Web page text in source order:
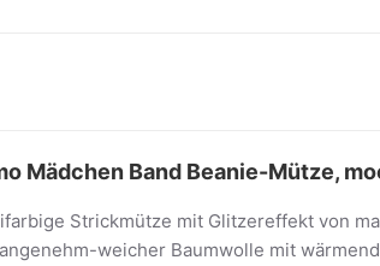
Mädchen Band Beanie-Mütze,
Strickmütze mit Glitzereffekt von
weicher Baumwolle mit